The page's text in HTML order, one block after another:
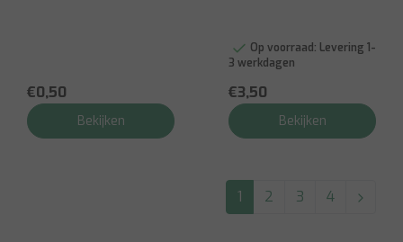
€0,50
Bekijken
Op voorraad: Levering 1-
3 werkdagen
€3,50
Bekijken
1 2 3 4